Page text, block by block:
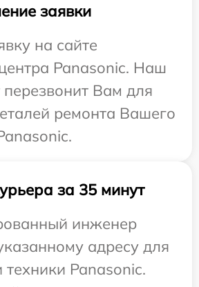
заявки
на сайте
Panasonic. Наш
перезвонит Вам для
ремонта Вашего
за 35 минут
инженер
адресу для
техники Panasonic.